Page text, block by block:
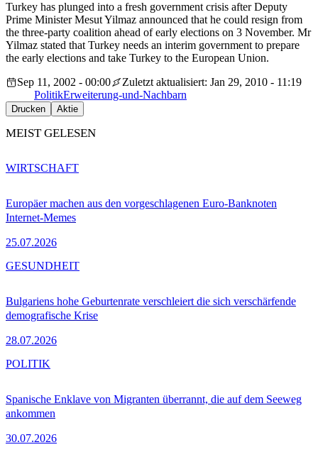
Turkey has plunged into a fresh government crisis after Deputy
Prime Minister Mesut Yilmaz announced that he could resign from
the three-party coalition ahead of early elections on 3 November. Mr
Yilmaz stated that Turkey needs an interim government to prepare
the early elections and take Turkey to the European Union.
Sep 11, 2002 - 00:00
Zuletzt aktualisiert: Jan 29, 2010 - 11:19
PolitikErweiterung-und-Nachbarn
Drucken Aktie
MEIST GELESEN
Europäer machen aus den vorgeschlagenen Euro-Banknoten
Internet-Memes
25.07.2026
WIRTSCHAFT
Bulgariens hohe Geburtenrate verschleiert die sich verschärfende
demografische Krise
28.07.2026
GESUNDHEIT
Spanische Enklave von Migranten überrannt, die auf dem Seeweg
ankommen
30.07.2026
POLITIK